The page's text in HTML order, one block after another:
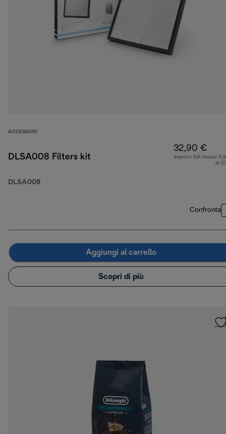
ACCESSORI
DLSA008 Filters kit
DLSA008
32,90 €
Importo IVA incluso
di
Confronta
Aggiungi al carrello
Scopri di più